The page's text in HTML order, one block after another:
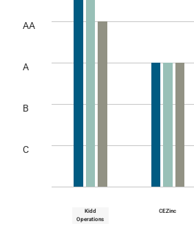
Kidd
Operations
CEZinc
AA
A
B
C